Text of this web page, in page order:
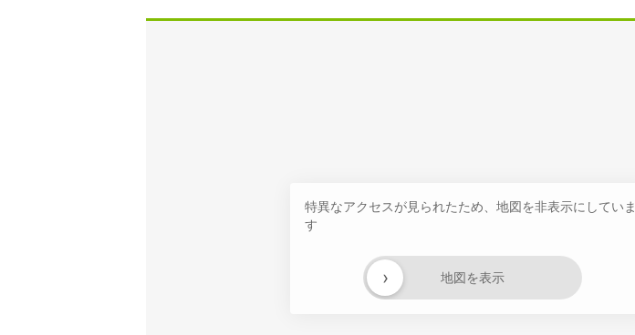
特異なアクセスが見られたため、地図を非表示にしていま
す
地図を表示
›